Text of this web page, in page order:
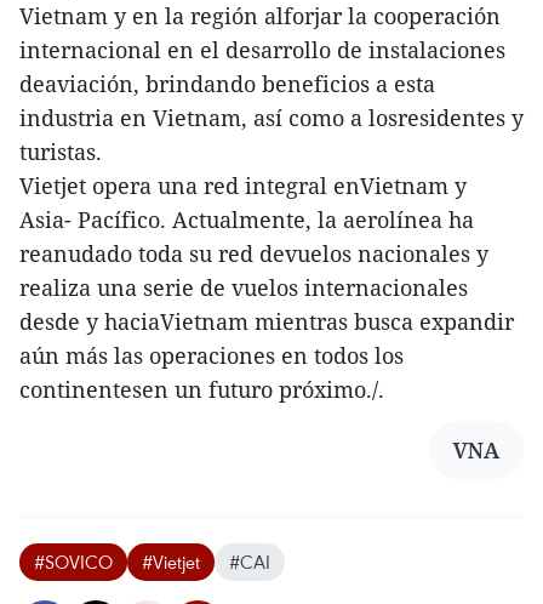
Vietnam y en la región alforjar la cooperación
internacional en el desarrollo de instalaciones
deaviación, brindando beneficios a esta
industria en Vietnam, así como a losresidentes y
turistas.
Vietjet opera una red integral enVietnam y
Asia- Pacífico. Actualmente, la aerolínea ha
reanudado toda su red devuelos nacionales y
realiza una serie de vuelos internacionales
desde y haciaVietnam mientras busca expandir
aún más las operaciones en todos los
continentesen un futuro próximo./.
VNA
#SOVICO #Vietjet #CAI